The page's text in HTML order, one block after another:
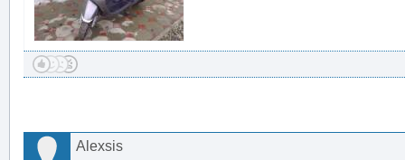
Alexsis